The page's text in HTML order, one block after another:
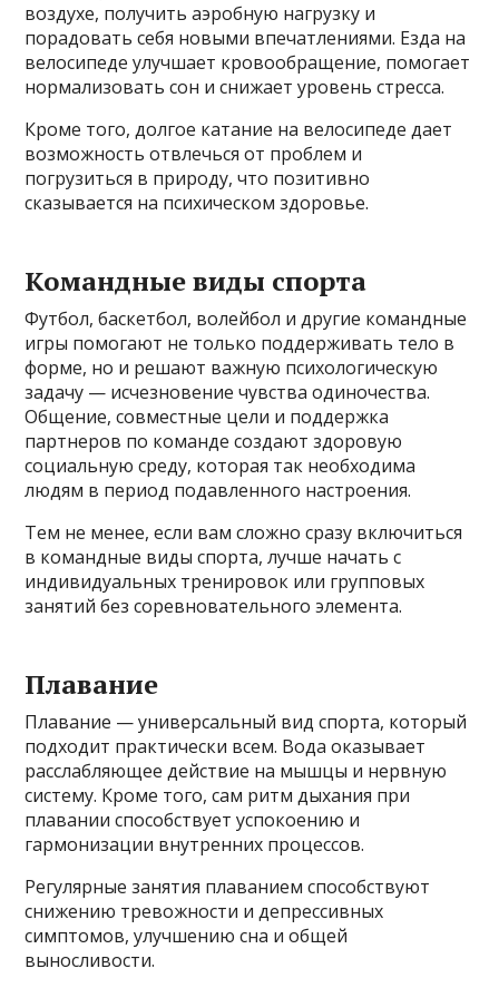
воздухе, получить аэробную нагрузку и
порадовать себя новыми впечатлениями. Езда на
велосипеде улучшает кровообращение, помогает
нормализовать сон и снижает уровень стресса.
Кроме того, долгое катание на велосипеде дает
возможность отвлечься от проблем и
погрузиться в природу, что позитивно
сказывается на психическом здоровье.
Командные виды спорта
Футбол, баскетбол, волейбол и другие командные
игры помогают не только поддерживать тело в
форме, но и решают важную психологическую
задачу — исчезновение чувства одиночества.
Общение, совместные цели и поддержка
партнеров по команде создают здоровую
социальную среду, которая так необходима
людям в период подавленного настроения.
Тем не менее, если вам сложно сразу включиться
в командные виды спорта, лучше начать с
индивидуальных тренировок или групповых
занятий без соревновательного элемента.
Плавание
Плавание — универсальный вид спорта, который
подходит практически всем. Вода оказывает
расслабляющее действие на мышцы и нервную
систему. Кроме того, сам ритм дыхания при
плавании способствует успокоению и
гармонизации внутренних процессов.
Регулярные занятия плаванием способствуют
снижению тревожности и депрессивных
симптомов, улучшению сна и общей
выносливости.